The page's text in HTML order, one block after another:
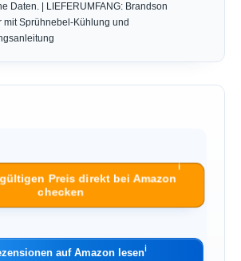
Daten. | LIEFERUMFANG: Brandson
mit Sprühnebel-Kühlung und
Preis direkt bei Amazon
checken
ℹ︎
auf Amazon lesenℹ︎